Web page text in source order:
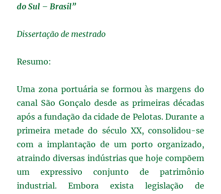
do Sul – Brasil”
Dissertação de mestrado
Resumo:
Uma zona portuária se formou às margens do
canal São Gonçalo desde as primeiras décadas
após a fundação da cidade de Pelotas. Durante a
primeira metade do século XX, consolidou-se
com a implantação de um porto organizado,
atraindo diversas indústrias que hoje compõem
um expressivo conjunto de patrimônio
industrial. Embora exista legislação de